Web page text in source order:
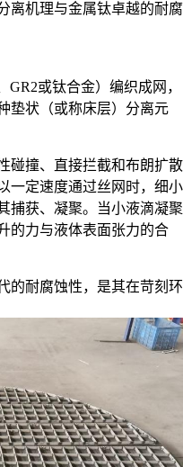
离机理与金属钛卓越的耐腐
或钛合金）编织成网，
垫状（或称床层）分离元
碰撞、直接拦截和布朗扩散
一定速度通过丝网时，细小
捕获、凝聚。当小液滴凝聚
的力与液体表面张力的合
的耐腐蚀性，是其在苛刻环